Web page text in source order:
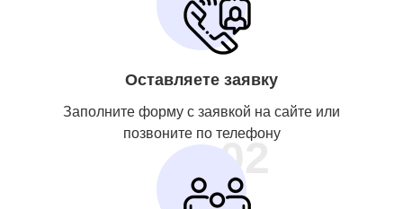
Оставляете заявку
Заполните форму с заявкой на сайте или
позвоните по телефону
02